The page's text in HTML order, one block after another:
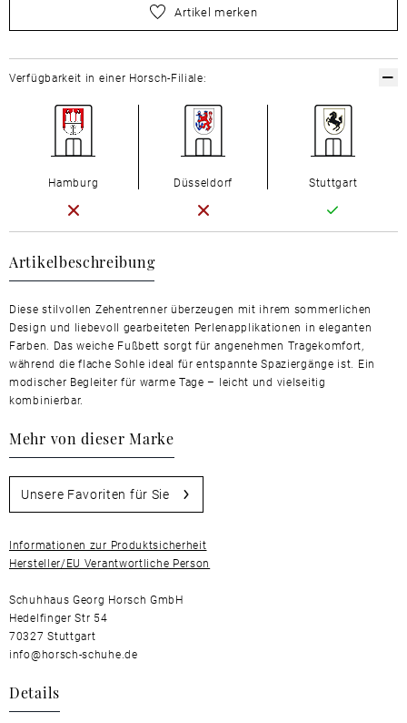
wählen Sie zuerst Ihre Größe aus
Artikel merken
Artikelbeschreibung
Diese stilvollen Zehentrenner überzeugen mit ihrem sommerlichen
Design und liebevoll gearbeiteten Perlenapplikationen in eleganten
Farben. Das weiche Fußbett sorgt für angenehmen Tragekomfort,
während die flache Sohle ideal für entspannte Spaziergänge ist. Ein
modischer Begleiter für warme Tage – leicht und vielseitig
kombinierbar.
Mehr von dieser Marke
Unsere Favoriten für Sie
Informationen zur Produktsicherheit
Hersteller/EU Verantwortliche Person
Schuhhaus Georg Horsch GmbH
Hedelfinger Str 54
70327 Stuttgart
info@horsch-schuhe.de
Details
Verfügbarkeit in einer Horsch-Filiale:
Hamburg Düsseldorf Stuttgart